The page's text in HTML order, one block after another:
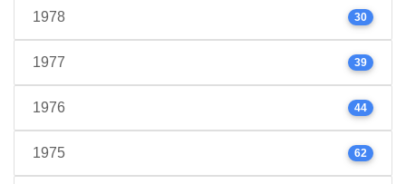
1978 30
1977 39
1976 44
1975 62